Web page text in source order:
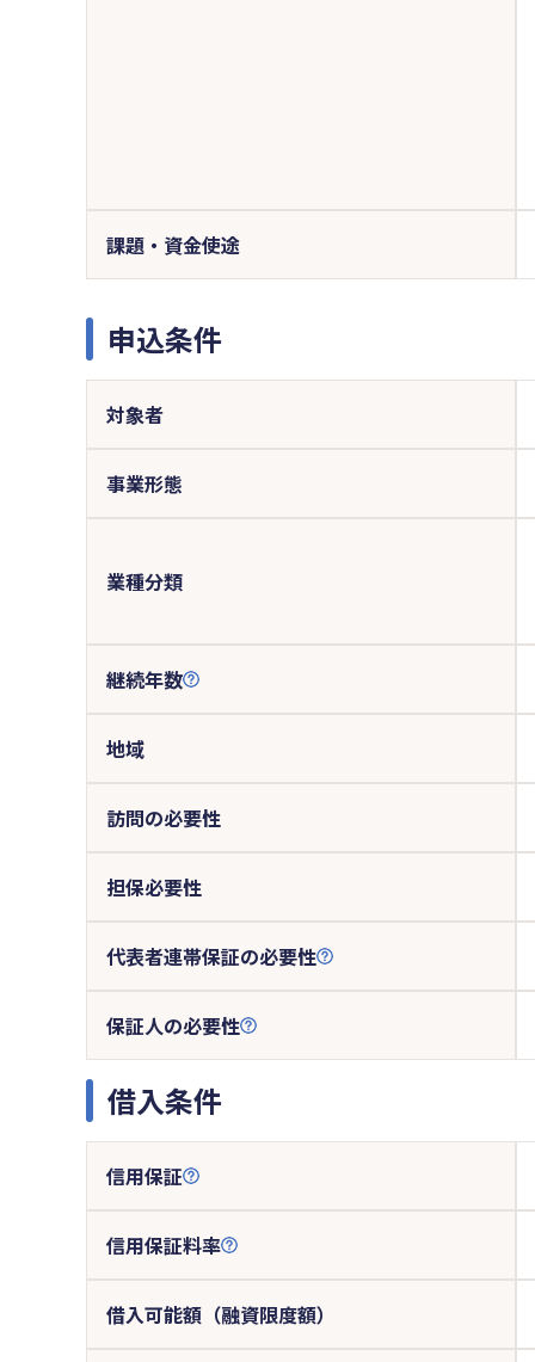
課題・資金使途
申込条件
対象者
事業形態
業種分類
継続年数
地域
訪問の必要性
担保必要性
代表者連帯保証の必要性
保証人の必要性
借入条件
信用保証
信用保証料率
借入可能額（融資限度額）